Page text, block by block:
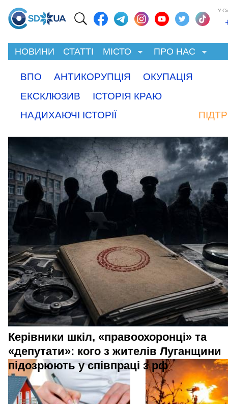
У
НОВИНИ СТАТТІ МІСТО ПРО НАС
ВПО АНТИКОРУПЦІЯ
ОКУПАЦІЯ
ЕКСКЛЮЗИВ
ІСТОРІЯ КРАЮ
НАДИХАЮЧІ ІСТОРІЇ
Керівники шкіл, «правоохоронці» та
«депутати»: кого з жителів Луганщини
підозрюють у співпраці з рф